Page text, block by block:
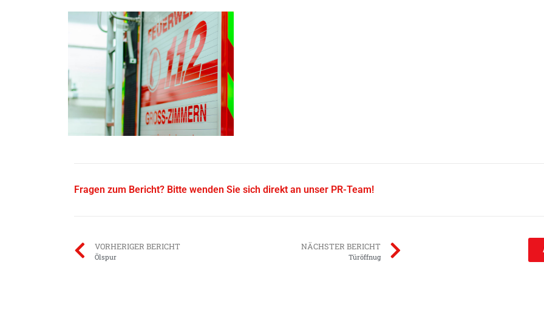
Fragen zum Bericht? Bitte wenden Sie sich direkt an unser PR-Team!
VORHERIGER BERICHT
Ölspur
NÄCHSTER BERICHT
Türöffnug